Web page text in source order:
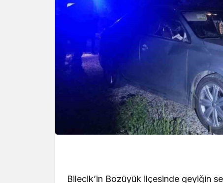
Bilecik’in Bozüyük ilçesinde geyiğin
Yazarlar